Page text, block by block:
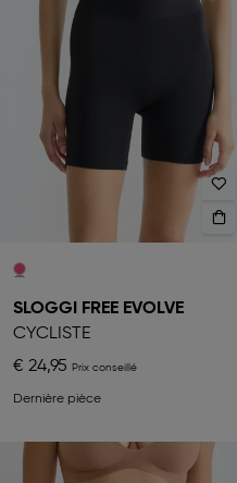
SLOGGI FREE EVOLVE
CYCLISTE
€ 24,95
Dernière pièce